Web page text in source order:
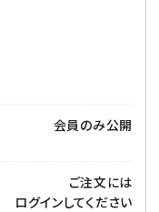
会員のみ公開
ご注文には
ログインしてください